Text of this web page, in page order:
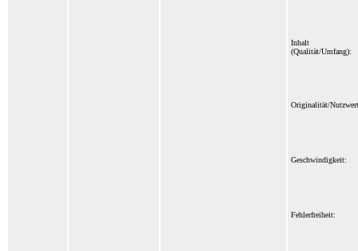
Inhalt
(Qualität/Umfang):
Originalität/
Geschwindigkeit:
Fehlerfreiheit: